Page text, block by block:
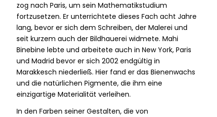
zog nach Paris, um sein Mathematikstudium
fortzusetzen. Er unterrichtete dieses Fach acht Jahre
lang, bevor er sich dem Schreiben, der Malerei und
seit kurzem auch der Bildhauerei widmete. Mahi
Binebine lebte und arbeitete auch in New York, Paris
und Madrid bevor er sich 2002 endgültig in
Marakkesch niederließ. Hier fand er das Bienenwachs
und die natürlichen Pigmente, die ihm eine
einzigartige Materialität verleihen.
In den Farben seiner Gestalten, die von